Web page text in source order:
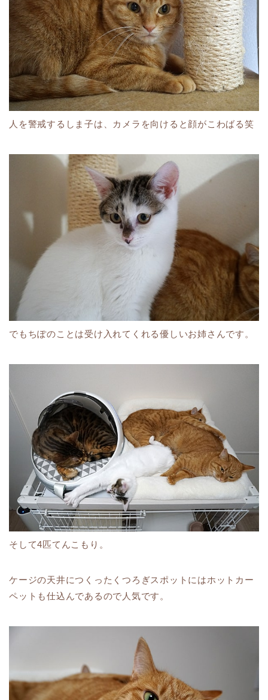
人を警戒するしま子は、カメラを向けると顔がこわばる笑
でもちぽのことは受け入れてくれる優しいお姉さんです。
そして4匹てんこもり。
ケージの天井につくったくつろぎスポットにはホットカー
ペットも仕込んであるので人気です。